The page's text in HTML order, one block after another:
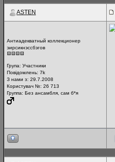
ASTEN
Антиадекватный коллекционер
эирсикнэссбэгов
Група: Участники
Повідомлень: 7k
З нами з: 29.7.2008
Користувач №: 26 713
Группа: Без ансамбля, сам б*я